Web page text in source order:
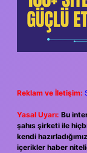
Reklam ve İletişim:
Yasal Uyarı: Bu
şahıs şirketi ile
kendi
içerikler haber